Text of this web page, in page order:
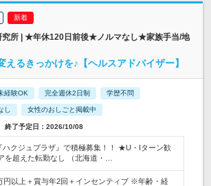
究所 | ★年休120日前後★ノルマなし★家族手当/地
えるきっかけを♪【ヘルスアドバイザー】
経験OK 完全週休2日制 学歴不問
し 女性のおしごと掲載中
了予定日：2026/10/08
クジュプラザ』で積極募集！！ ★U・Iターン歓
を超えた転勤なし （北海道・…
円以上＋賞与年2回＋インセンティブ ※年齢・経